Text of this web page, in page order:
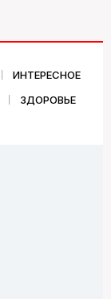
ИНТЕРЕСНОЕ
ЗДОРОВЬЕ